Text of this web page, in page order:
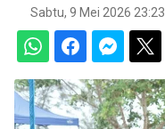
Sabtu, 9 Mei 2026 23:23